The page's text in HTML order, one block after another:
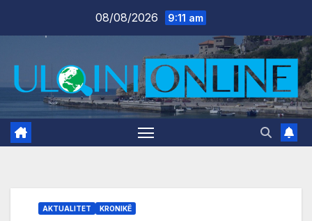
08/08/2026 9:11 am
AKTUALITET KRONIKË